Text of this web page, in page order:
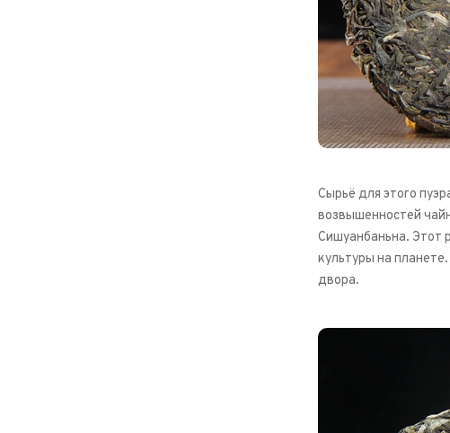
Сырьё для этого
возвышенностей
Сишуанбаньна. Этот
культуры на
двора.